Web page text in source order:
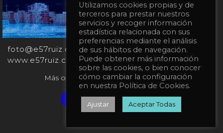
+34
651
862
863
foto@e57ruiz.com
www.e57ruiz.com
Más obras en la galería virtual Singulart:
Verified artist on Singulart
Utilizamos cookies propias y de
terceros para prestar nuestros
servicios y recoger información
estadística relacionada con sus
preferencias mediante el análisis
de sus hábitos de navegación.
Puede obtener más información
sobre las cookies, o bien conocer
cómo cambiar la configuración
en nuestra Política de Cookies.
Ajustar Aceptar Todas